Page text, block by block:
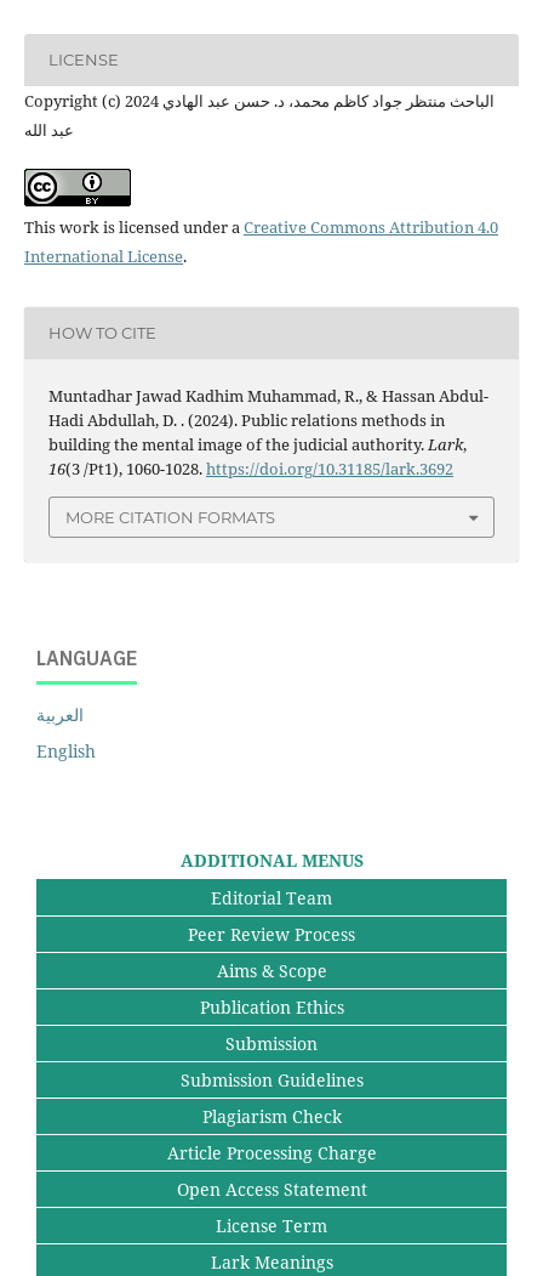
LICENSE
Copyright (c) 2024 الباحث منتظر جواد كاظم محمد، د. حسن عبد الهادي
عبد الله
This work is licensed under aCreative Commons Attribution 4.0
International License.
HOW TO CITE
Muntadhar Jawad Kadhim Muhammad, R., & Hassan Abdul-
Hadi Abdullah, D. . (2024). Public relations methods in
building the mental image of the judicial authority.Lark,
16(3 /Pt1), 1060-1028.https://doi.org/10.31185/lark.3692
MORE CITATION FORMATS
LANGUAGE
العربية
English
ADDITIONAL MENUS
Editorial Team
Peer Review Process
Aims & Scope
Publication Ethics
Submission
Submission Guidelines
Plagiarism Check
Article Processing Charge
Open Access Statement
License Term
Lark Meanings